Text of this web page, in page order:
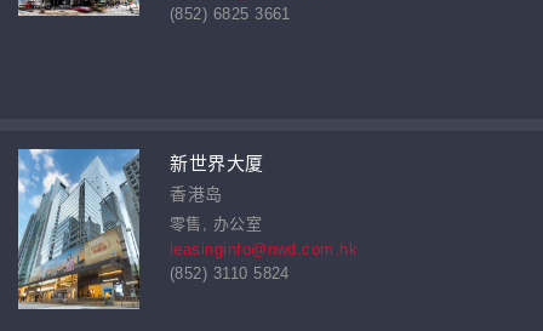
(852) 6825 3661
新世界大厦
香港岛
零售, 办公室
leasinginfo@nwd.com.hk
(852) 3110 5824